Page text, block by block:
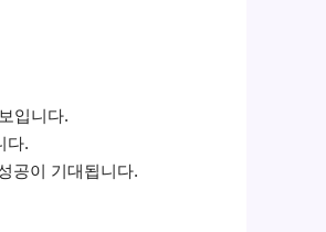
입니다.
다.
공이 기대됩니다.